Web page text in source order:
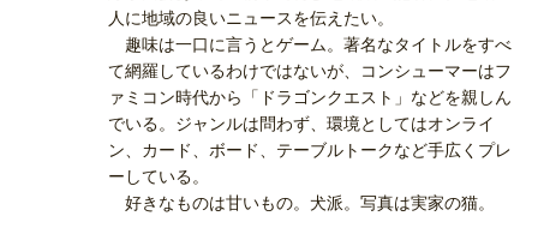
人に地域の良いニュースを伝えたい。
趣味は一口に言うとゲーム。著名なタイトルをすべ
て網羅しているわけではないが、コンシューマーはフ
ァミコン時代から「ドラゴンクエスト」などを親しん
でいる。ジャンルは問わず、環境としてはオンライ
ン、カード、ボード、テーブルトークなど手広くプレ
ーしている。
好きなものは甘いもの。犬派。写真は実家の猫。